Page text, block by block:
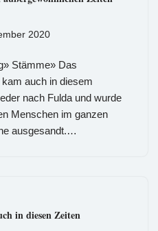
2020
Stämme» Das
auch in diesem
nach Fulda und wurde
Menschen im ganzen
ausgesandt.…
in diesen Zeiten